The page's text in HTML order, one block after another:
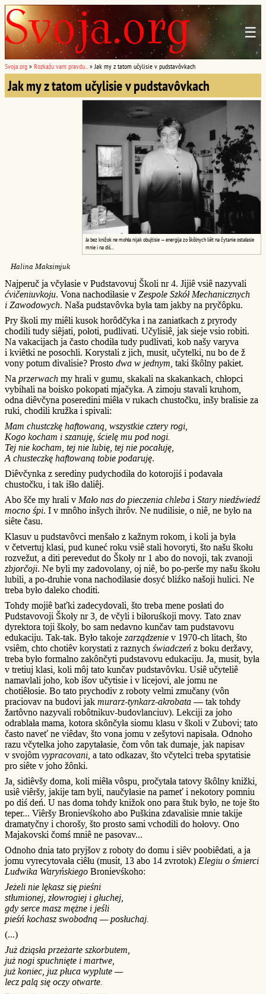
☰
Svoja.org » Rozkažu vam pravdu... » Jak my z tatom učylisie v pudstavôvkach
Jak my z tatom učylisie v pudstavôvkach
Ja bez knižok ne mohła nijak obujtisie — energija zo škôlnych liêt na čytanie ostałasie
mnie i na diś...
Halina Maksimjuk
Najperuč ja včyłasie v Pudstavovuj Školi nr 4. Jijiê vsiê nazyvali
ćvičeniuvkoju. Vona nachodiłasie v Zespole Szkół Mechanicznych
i Zawodowych. Naša pudstavôvka była tam jakby na pryčôpku.
Pry školi my miêli kusok horôdčyka i na zaniatkach z pryrody
chodili tudy siêjati, połoti, pudlivati. Učylisiê, jak sieje vsio robiti.
Na vakacijach ja často chodiła tudy pudlivati, kob našy varyva
i kviêtki ne posochli. Korystali z jich, musit, učytelki, nu bo de ž
vony potum divalisie? Prosto dwa w jednym , taki škôlny pakiet.
Na przerwach my hrali v gumu, skakali na skakankach, chłopci
vybihali na boisko pokopati mjačyka. A zimoju stavali kruhom,
odna diêvčyna poseredini miêła v rukach chustočku, inšy bralisie za
ruki, chodili kružka i spivali:
Mam chustczkę haftowaną, wszystkie cztery rogi,
Kogo kocham i szanuję, ścielę mu pod nogi.
Tej nie kocham, tej nie lubię, tej nie pocałuję,
A chusteczkę haftowaną tobie podaruję.
Diêvčynka z serediny pudychodiła do kotorojiś i podavała
chustočku, i tak išło daliêj.
Abo šče my hrali v Mało nas do pieczenia chleba i Stary niedźwiedź
mocno śpi. I v mnôho inšych ihrôv. Ne nudilisie, o niê, ne było na
siête času.
Klasuv u pudstavôvci menšało z kažnym rokom, i koli ja była
v četvertuj klasi, pud kuneć roku vsiê stali hovoryti, što našu škołu
rozvežut, a diti perevedut do Škoły nr 1 abo do novoji, tak zvanoji
zbjorčoji. Ne byli my zadovolany, oj niê, bo po-perše my našu škołu
lubili, a po-druhie vona nachodiłasie dosyć bliźko našoji hulici. Ne
treba było daleko choditi.
Tohdy mojiê baťki zadecydovali, što treba mene posłati do
Pudstavovoji Škoły nr 3, de včyli i biłoruśkoji movy. Tato znav
dyrektora toji škoły, bo sam nedavno kunčav tam pudstavovu
edukaciju. Tak-tak. Było takoje zarządzenie v 1970-ch litach, što
vsiêm, chto chotiêv korystati z raznych świadczeń z boku deržavy,
treba było formalno zakônčyti pudstavovu edukaciju. Ja, musit, była
v tretiuj klasi, koli môj tato kunčav pudstavôvku. Usiê učyteliê
namavlali joho, kob išov učytisie i v licejovi, ale jomu ne
chotiêłosie. Bo tato prychodiv z roboty velmi zmučany (vôn
praciovav na budovi jak murarz-tynkarz-akrobata— tak tohdy
žartôvno nazyvali robôtnikuv-budovlanciuv). Lekciji za joho
odrablała mama, kotora skônčyła siomu klasu v školi v Zubovi; tato
často naveť ne viêdav, što vona jomu v zešytovi napisała. Odnoho
razu včytelka joho zapytałasie, čom vôn tak dumaje, jak napisav
v svojôm vypracovani , a tato odkazav, što včytelci treba spytatisie
pro siête v joho žônki.
Ja, sidiêvšy doma, koli miêła vôspu, pročytała tatovy škôlny knižki,
usiê viêršy, jakije tam byli, naučyłasie na pameť i nekotory pomniu
po diś deń. U nas doma tohdy knižok ono para štuk było, ne toje što
teper... Viêršy Bronievśkoho abo Puškina zdavalisie mnie takije
dramatyčny i chorošy, što prosto sami vchodili do hołovy. Ono
Majakovski čomś mniê ne pasovav...
Odnoho dnia tato pryjšov z roboty do domu i siêv poobiêdati, a ja
jomu vyrecytovała ciêłu (musit, 13 abo 14 zvrotok) Elegiu o śmierci
Ludwika Waryńskiego Bronievśkoho:
Jeżeli nie lękasz się pieśni
stłumionej, złowrogiej i głuchej,
gdy serce masz mężne i jeśli
pieśń kochasz swobodną — posłuchaj.
(...)
Już dziąsła przeżarte szkorbutem,
już nogi spuchnięte i martwe,
już koniec, juz płuca wyplute —
lecz palą się oczy otwarte.